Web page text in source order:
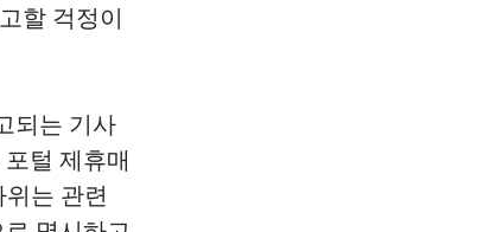
할 걱정이
되는 기사
털 제휴매
는 관련